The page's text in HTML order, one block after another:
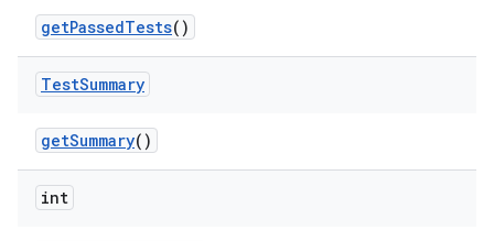
getPassedTests()
TestSummary
getSummary()
int